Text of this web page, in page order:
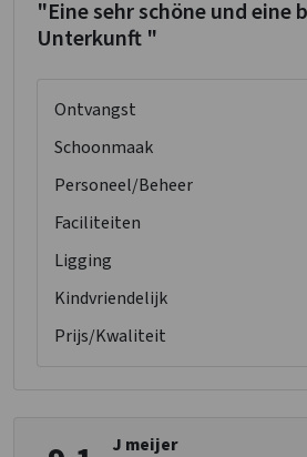
"Eine sehr schöne und eine
Unterkunft "
Ontvangst
Schoonmaak
Personeel/Beheer
Faciliteiten
Ligging
Kindvriendelijk
Prijs/Kwaliteit
J meijer